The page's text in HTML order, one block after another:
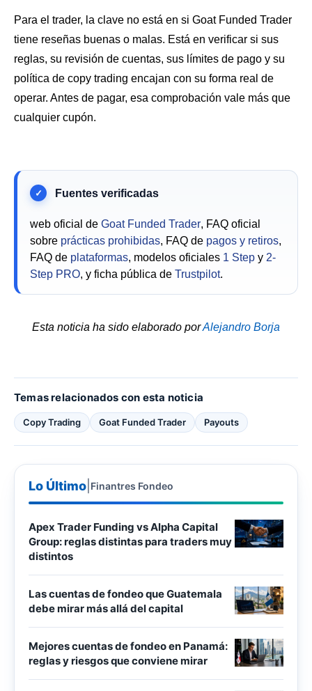
Para el trader, la clave no está en si Goat Funded Trader
tiene reseñas buenas o malas. Está en verificar si sus
reglas, su revisión de cuentas, sus límites de pago y su
política de copy trading encajan con su forma real de
operar. Antes de pagar, esa comprobación vale más que
cualquier cupón.
web oficial de Goat Funded Trader, FAQ oficial
sobre prácticas prohibidas, FAQ de pagos y retiros,
FAQ de plataformas, modelos oficiales 1 Step y 2-
Step PRO, y ficha pública de Trustpilot.
Esta noticia ha sido elaborado porAlejandro Borja
Temas relacionados con esta noticia
Copy Trading Goat Funded Trader Payouts
Lo Último Finantres Fondeo
Apex Trader Funding vs Alpha Capital
Group: reglas distintas para traders muy
distintos
Las cuentas de fondeo que Guatemala
debe mirar más allá del capital
Mejores cuentas de fondeo en Panamá:
reglas y riesgos que conviene mirar